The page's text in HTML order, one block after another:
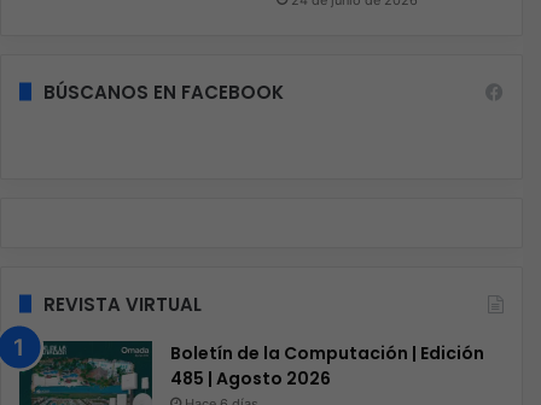
BÚSCANOS EN FACEBOOK
REVISTA VIRTUAL
Boletín de la Computación | Edición
485 | Agosto 2026